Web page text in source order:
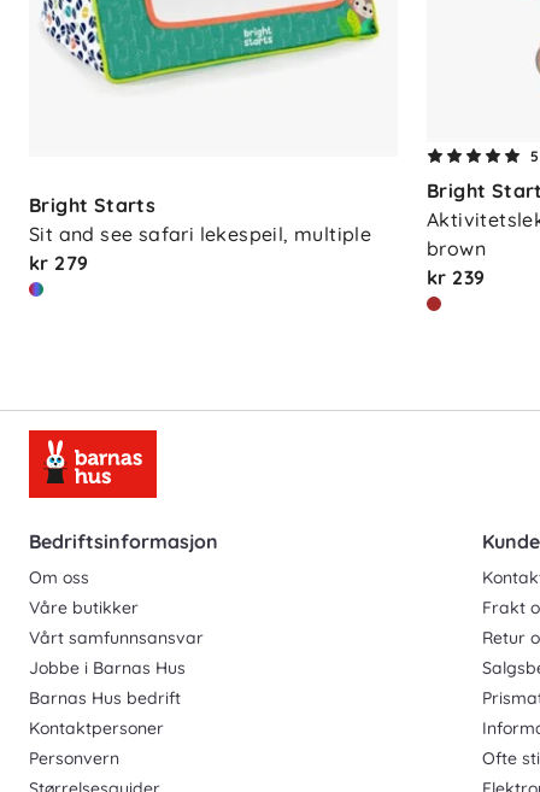
Bright Starts
Sit and see safari lekespeil, multiple
kr 279
5
Bright
brown
kr 239
Bedriftsinformasjon
Om oss
Våre butikker
Vårt samfunnsansvar
Jobbe i Barnas Hus
Barnas Hus bedrift
Kontaktpersoner
Personvern
Frakt
Retur
Ofte